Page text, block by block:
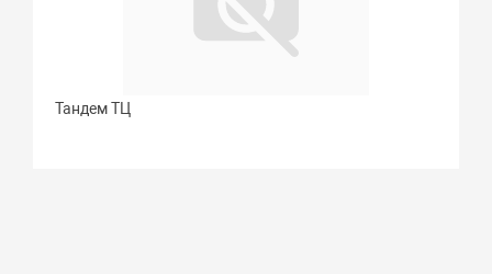
Тандем ТЦ